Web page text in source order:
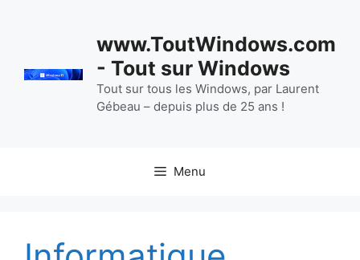
www.ToutWindows.com
- Tout sur Windows
Tout sur tous les Windows, par Laurent
Gébeau – depuis plus de 25 ans !
Menu